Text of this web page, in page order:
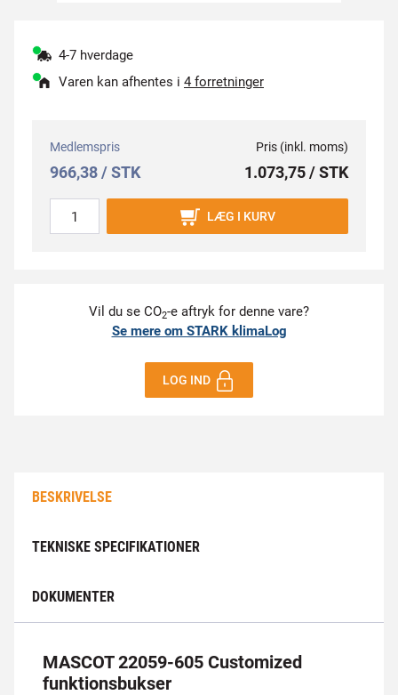
4-7 hverdage
Varen kan afhentes i 4 forretninger
Medlemspris
966,38 / STK
Pris (inkl. moms)
1.073,75 / STK
LÆG I KURV
Vil du se CO2-e aftryk for denne vare?
Se mere om STARK klimaLog
LOG IND
BESKRIVELSE
TEKNISKE SPECIFIKATIONER
DOKUMENTER
MASCOT 22059-605 Customized
funktionsbukser